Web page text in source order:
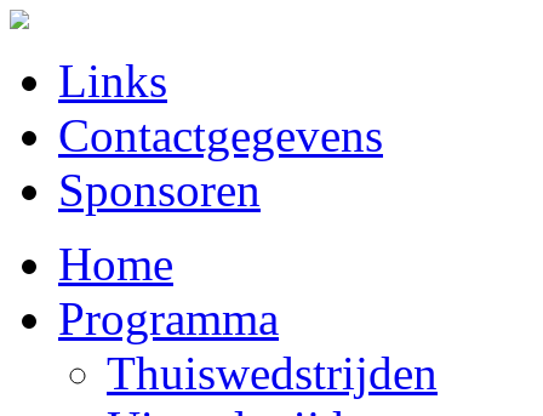
Links
Contactgegevens
Sponsoren
Home
Programma
Thuiswedstrijden